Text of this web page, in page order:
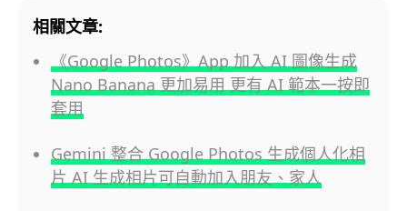
相關文章:
《Google Photos》App 加入 AI 圖像生成
Nano Banana 更加易用 更有 AI 範本一按即
套用
Gemini 整合 Google Photos 生成個人化相
片 AI 生成相片可自動加入朋友、家人